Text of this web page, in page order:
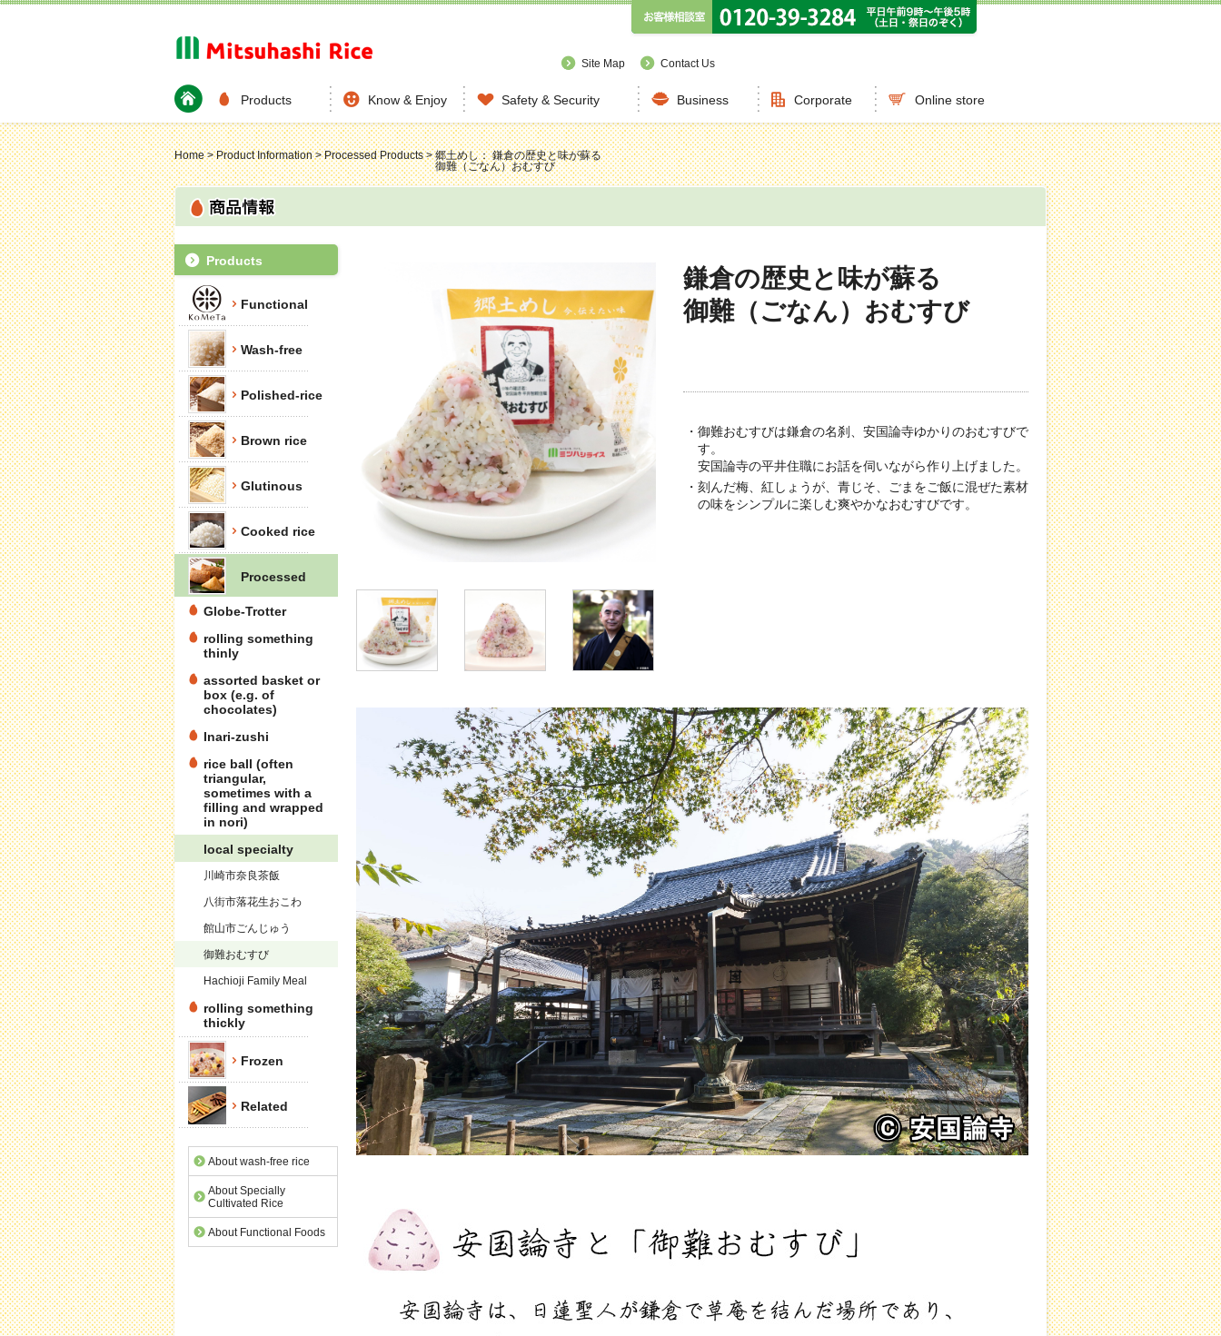
Site Map Contact Us
Products Know & Enjoy Safety & Security Business Corporate Online store
Home>Product Information>Processed Products>郷土めし： 鎌倉の歴史と味が蘇る
御難（ごなん）おむすび
Products
Functional
Wash-free
Polished-rice
Brown rice
Glutinous
Cooked rice
Processed
Globe-Trotter
rolling something
thinly
assorted basket or
box (e.g. of
chocolates)
Inari-zushi
rice ball (often
triangular,
sometimes with a
filling and wrapped
in nori)
local specialty
川崎市奈良茶飯
八街市落花生おこわ
館山市ごんじゅう
御難おむすび
Hachioji Family Meal
rolling something
thickly
Frozen
Related
About wash-free rice
About Specially
Cultivated Rice
About Functional Foods
鎌倉の歴史と味が蘇る
御難（ごなん）おむすび
・御難おむすびは鎌倉の名刹、安国論寺ゆかりのおむすびで
す。
安国論寺の平井住職にお話を伺いながら作り上げました。
・刻んだ梅、紅しょうが、青じそ、ごまをご飯に混ぜた素材
の味をシンプルに楽しむ爽やかなおむすびです。